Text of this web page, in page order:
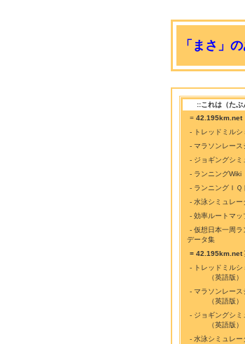
「まさ」
::これは（たぶ
= 42.195km.net
- トレッドミルシ
- マラソンレース
- ジョギングシミ
- ランニングWiki
- ランニングＩＱ
- 水泳シミュレー
- 効率ルートマッ
- 仮想日本一周ラ
データ集
= 42.195km.net
- トレッドミルシ
（英語版）
- マラソンレース
（英語版）
- ジョギングシミ
（英語版）
- 水泳シミュレー